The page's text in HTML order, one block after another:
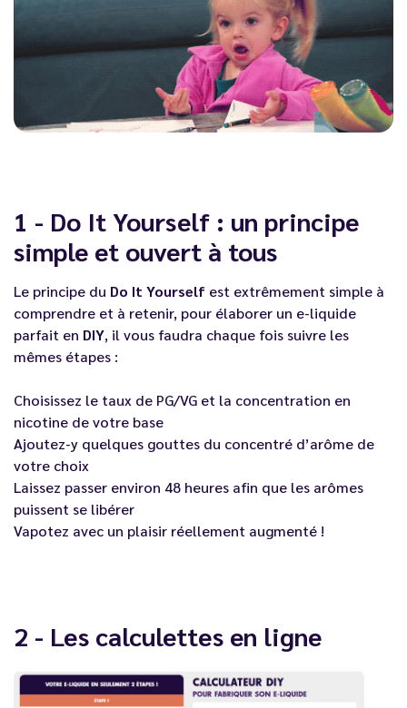
1 - Do It Yourself : un principe
simple et ouvert à tous
Le principe du Do It Yourself est extrêmement simple à
comprendre et à retenir, pour élaborer un e-liquide
parfait en DIY, il vous faudra chaque fois suivre les
mêmes étapes :
Choisissez le taux de PG/VG et la concentration en
nicotine de votre base
Ajoutez-y quelques gouttes du concentré d’arôme de
votre choix
Laissez passer environ 48 heures afin que les arômes
puissent se libérer
Vapotez avec un plaisir réellement augmenté !
2 - Les calculettes en ligne